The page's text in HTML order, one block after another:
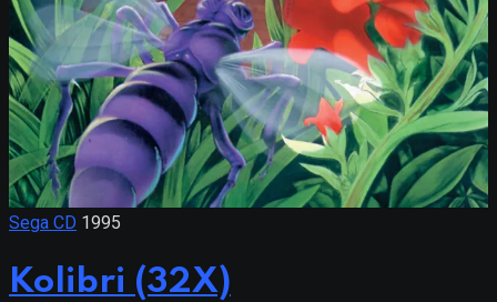
Sega CD 1995
Kolibri (32X)